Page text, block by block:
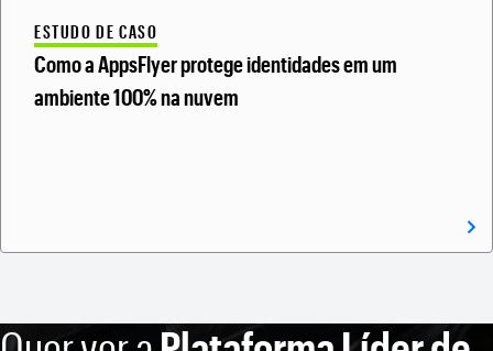
ESTUDO DE CASO
Como a AppsFlyer protege identidades em um
ambiente 100% na nuvem